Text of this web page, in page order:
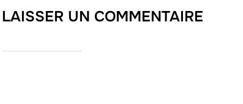
LAISSER UN COMMENTAIRE